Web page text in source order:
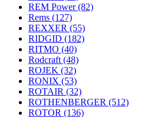
REM Power(82)
Rems (127)
REXXER (55)
RIDGID (182)
RITMO (40)
Rodcraft (48)
ROJEK (32)
RONIX (53)
ROTAIR (32)
ROTHENBERGER (512)
ROTOR (136)